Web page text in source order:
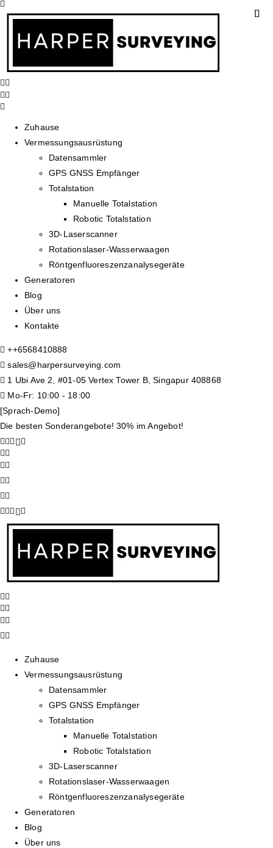
Zuhause
Vermessungsausrüstung
Datensammler
GPS GNSS Empfänger
Totalstation
Manuelle Totalstation
Robotic Totalstation
3D-Laserscanner
Rotationslaser-Wasserwaagen
Röntgenfluoreszenzanalysegeräte
Generatoren
Blog
Über uns
Kontakte
++6568410888
sales@harpersurveying.com
1 Ubi Ave 2, #01-05 Vertex Tower B, Singapur 408868
Mo-Fr: 10:00 - 18:00
[Sprach-Demo]
Die besten Sonderangebote! 30% im Angebot!
Zuhause
Vermessungsausrüstung
Datensammler
GPS GNSS Empfänger
Totalstation
Manuelle Totalstation
Robotic Totalstation
3D-Laserscanner
Rotationslaser-Wasserwaagen
Röntgenfluoreszenzanalysegeräte
Generatoren
Blog
Über uns